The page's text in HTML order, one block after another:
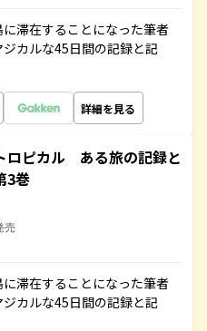
滞在することになった筆者
カルな45日間の記録と記
詳細を見る
ロピカル ある旅の記録と
3巻
売
滞在することになった筆者
カルな45日間の記録と記